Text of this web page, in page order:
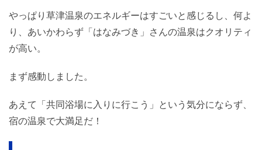
やっぱり草津温泉のエネルギーはすごいと感じるし、何よ
り、あいかわらず「はなみづき」さんの温泉はクオリティ
が高い。
まず感動しました。
あえて「共同浴場に入りに行こう」という気分にならず、
宿の温泉で大満足だ！